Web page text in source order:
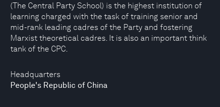
Headquarters
People's Republic of China
(The Central Party School) is the highest institution of
learning charged with the task of training senior and
mid-rank leading cadres of the Party and fostering
Marxist theoretical cadres. It is also an important think
tank of the CPC.